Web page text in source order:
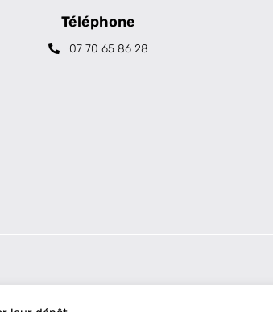
Téléphone
07 70 65 86 28